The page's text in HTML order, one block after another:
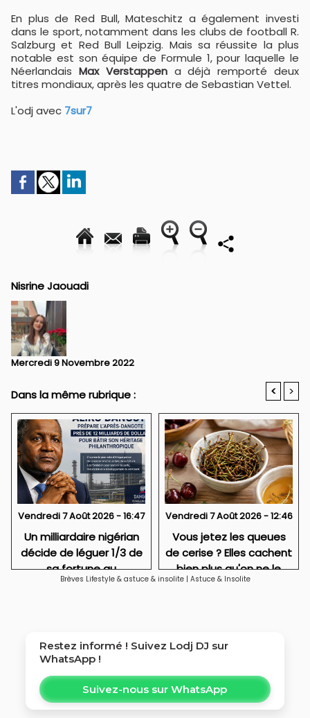
En plus de Red Bull, Mateschitz a également investi
dans le sport, notamment dans les clubs de football R.
Salzburg et Red Bull Leipzig. Mais sa réussite la plus
notable est son équipe de Formule 1, pour laquelle le
Néerlandais Max Verstappen a déjà remporté deux
titres mondiaux, après les quatre de Sebastian Vettel.
L'odj avec 7sur7
Nisrine Jaouadi
Mercredi 9 Novembre 2022
Dans la même rubrique : < >
Vendredi 7 Août 2026 - 16:47
Un milliardaire nigérian
décide de léguer 1/3 de
sa fortune au
développement de
Vendredi 7 Août 2026 - 12:46
Vous jetez les queues
de cerise ? Elles cachent
bien plus qu'on ne le
croit
Brèves Lifestyle & astuce & insolite | Astuce & Insolite
Restez informé ! Suivez Lodj DJ sur
WhatsApp !
Suivez-nous sur WhatsApp